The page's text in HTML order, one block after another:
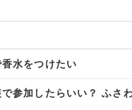
水をつけたい
参加したらいい？ ふさ